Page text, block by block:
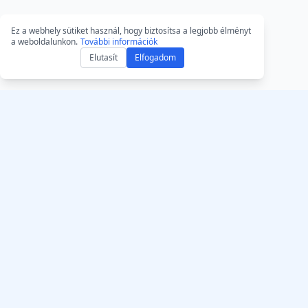
Ez a webhely sütiket használ, hogy biztosítsa a legjobb élményt
a weboldalunkon. További információk
Elutasít
Elfogadom